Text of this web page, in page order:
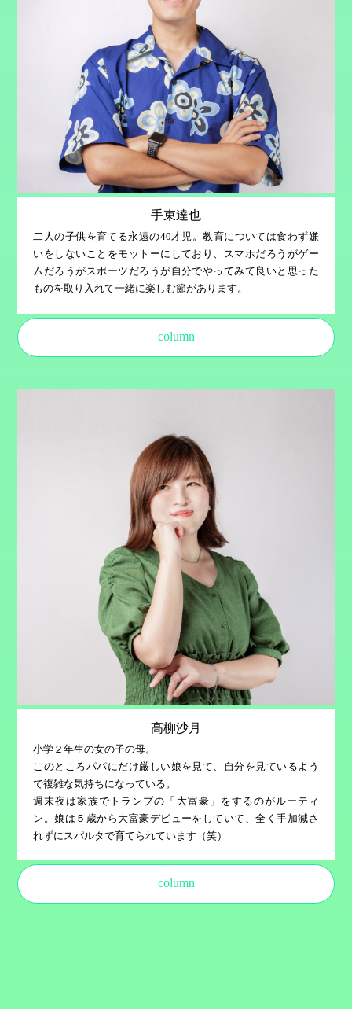
手束達也
二人の子供を育てる永遠の40才児。教育については食わず嫌
いをしないことをモットーにしており、スマホだろうがゲー
ムだろうがスポーツだろうが自分でやってみて良いと思った
ものを取り入れて一緒に楽しむ節があります。
column
高柳沙月
小学２年生の女の子の母。
このところパパにだけ厳しい娘を見て、自分を見ているよう
で複雑な気持ちになっている。
週末夜は家族でトランプの「大富豪」をするのがルーティ
ン。娘は５歳から大富豪デビューをしていて、全く手加減さ
れずにスパルタで育てられています（笑）
column